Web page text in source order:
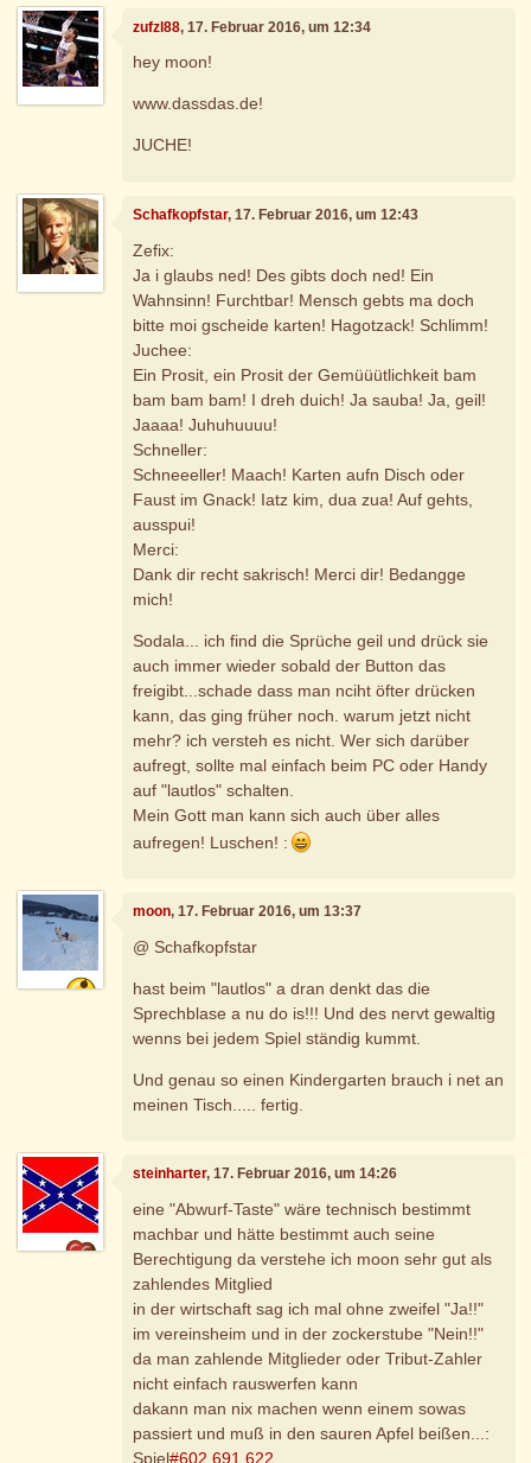
zufzl88, 17. Februar 2016, um 12:34
hey moon!
www.dassdas.de!
JUCHE!
Schafkopfstar, 17. Februar 2016, um 12:43
Zefix:
Ja i glaubs ned! Des gibts doch ned! Ein
Wahnsinn! Furchtbar! Mensch gebts ma doch
bitte moi gscheide karten! Hagotzack! Schlimm!
Juchee:
Ein Prosit, ein Prosit der Gemüüütlichkeit bam
bam bam bam! I dreh duich! Ja sauba! Ja, geil!
Jaaaa! Juhuhuuuu!
Schneller:
Schneeeller! Maach! Karten aufn Disch oder
Faust im Gnack! Iatz kim, dua zua! Auf gehts,
ausspui!
Merci:
Dank dir recht sakrisch! Merci dir! Bedangge
mich!
Sodala... ich find die Sprüche geil und drück sie
auch immer wieder sobald der Button das
freigibt...schade dass man nciht öfter drücken
kann, das ging früher noch. warum jetzt nicht
mehr? ich versteh es nicht. Wer sich darüber
aufregt, sollte mal einfach beim PC oder Handy
auf "lautlos" schalten.
Mein Gott man kann sich auch über alles
aufregen! Luschen! :
moon, 17. Februar 2016, um 13:37
@ Schafkopfstar
hast beim "lautlos" a dran denkt das die
Sprechblase a nu do is!!! Und des nervt gewaltig
wenns bei jedem Spiel ständig kummt.
Und genau so einen Kindergarten brauch i net an
meinen Tisch..... fertig.
steinharter, 17. Februar 2016, um 14:26
eine "Abwurf-Taste" wäre technisch bestimmt
machbar und hätte bestimmt auch seine
Berechtigung da verstehe ich moon sehr gut als
zahlendes Mitglied
in der wirtschaft sag ich mal ohne zweifel "Ja!!"
im vereinsheim und in der zockerstube "Nein!!"
da man zahlende Mitglieder oder Tribut-Zahler
nicht einfach rauswerfen kann
dakann man nix machen wenn einem sowas
passiert und muß in den sauren Apfel beißen...:
Spiel#602.691.622